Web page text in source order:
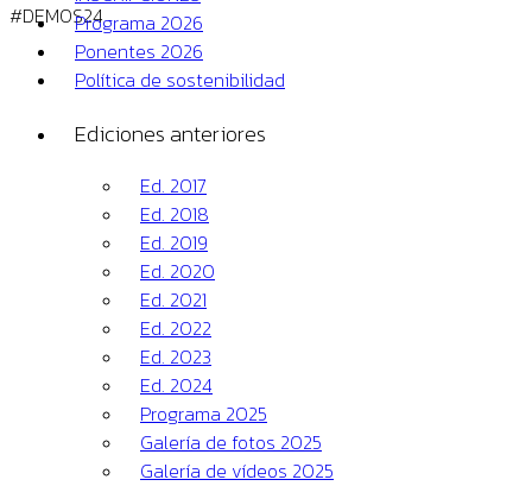
Programa 2026
Ponentes 2026
Política de sostenibilidad
Ediciones anteriores
Ed. 2017
Ed. 2018
Ed. 2019
Ed. 2020
Ed. 2021
Ed. 2022
Ed. 2023
Ed. 2024
Programa 2025
Galería de fotos 2025
Galería de vídeos 2025
#DEMOS24